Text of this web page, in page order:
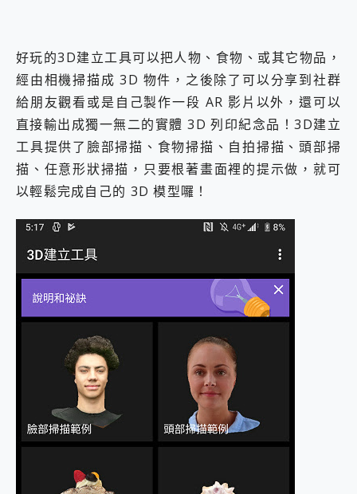
好玩的3D建立工具可以把人物、食物、或其它物品，
經由相機掃描成 3D 物件，之後除了可以分享到社群
給朋友觀看或是自己製作一段 AR 影片以外，還可以
直接輸出成獨一無二的實體 3D 列印紀念品！3D建立
工具提供了臉部掃描、食物掃描、自拍掃描、頭部掃
描、任意形狀掃描，只要根著畫面裡的提示做，就可
以輕鬆完成自己的 3D 模型囉！